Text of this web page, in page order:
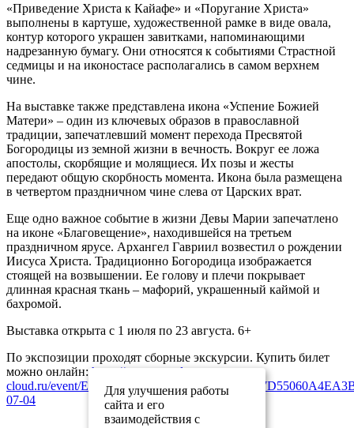
«Приведение Христа к Кайафе» и «Поругание Христа»
выполнены в картуше, художественной рамке в виде овала,
контур которого украшен завитками, напоминающими
надрезанную бумагу. Они относятся к событиями Страстной
седмицы и на иконостасе располагались в самом верхнем
чине.
На выставке также представлена икона «Успение Божией
Матери» – один из ключевых образов в православной
традиции, запечатлевший момент перехода Пресвятой
Богородицы из земной жизни в вечность. Вокруг ее ложа
апостолы, скорбящие и молящиеся. Их позы и жесты
передают общую скорбность момента. Икона была размещена
в четвертом праздничном чине слева от Царских врат.
Еще одно важное событие в жизни Девы Марии запечатлено
на иконе «Благовещение», находившейся на третьем
праздничном ярусе. Архангел Гавриил возвестил о рождении
Иисуса Христа. Традиционно Богородица изображается
стоящей на возвышении. Ее голову и плечи покрывает
длинная красная ткань – мафорий, украшенный каймой и
бахромой.
Выставка открыта с 1 июля по 23 августа. 6+
По экспозиции проходят сборные экскурсии. Купить билет
можно онлайн: https://museum-tula.tn-
cloud.ru/event/
07-04
Для улучшения работы
сайта и его
взаимодействия с